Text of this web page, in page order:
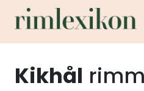
Kikhål